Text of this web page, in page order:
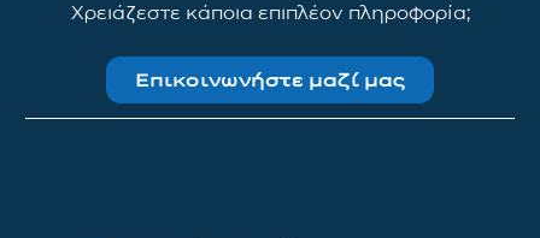
Χρειάζεστε κάποια επιπλέον πληροφορία;
Επικοινωνήστε μαζί μας